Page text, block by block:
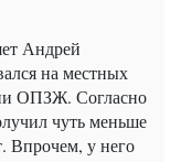
Андрей
на местных
ОПЗЖ. Согласно
чуть меньше
Впрочем, у него